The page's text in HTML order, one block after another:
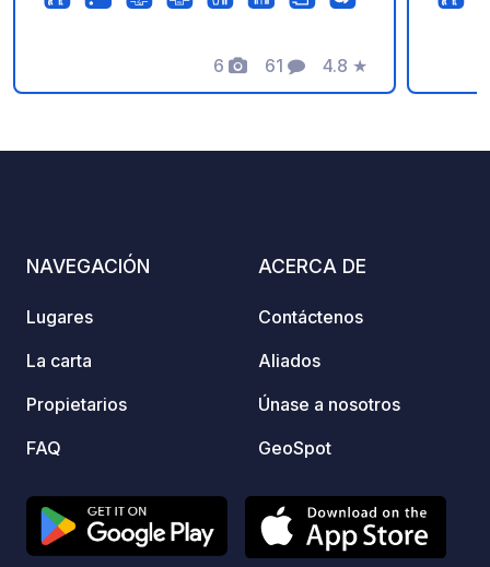
sustainability. A unique experience,
with the farming and animal world,
combined with typical local products.
shop or for our buffet
breakfasts/tastings.
6
Fotos
61
Comentarios
4.8
Calificación
★
NAVEGACIÓN
Lugares
La carta
Propietarios
FAQ
ACERCA DE
Contáctenos
Aliados
Únase a nosotros
GeoSpot